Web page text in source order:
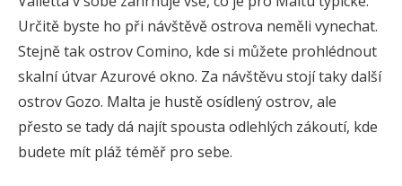
Určitě byste ho při návštěvě ostrova neměli vynechat.
Stejně tak ostrov Comino, kde si můžete prohlédnout
skalní útvar Azurové okno. Za návštěvu stojí taky další
ostrov Gozo. Malta je hustě osídlený ostrov, ale
přesto se tady dá najít spousta odlehlých zákoutí, kde
budete mít pláž téměř pro sebe.